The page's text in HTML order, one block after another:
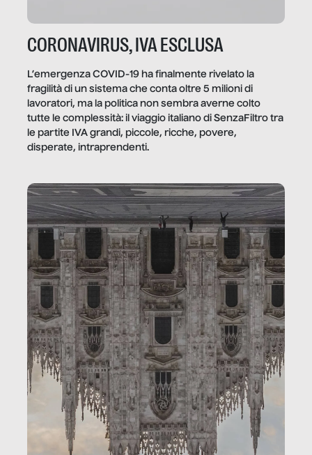
CORONAVIRUS, IVA ESCLUSA
L’emergenza COVID-19 ha finalmente rivelato la
fragilità di un sistema che conta oltre 5 milioni di
lavoratori, ma la politica non sembra averne colto
tutte le complessità: il viaggio italiano di SenzaFiltro tra
le partite IVA grandi, piccole, ricche, povere,
disperate, intraprendenti.